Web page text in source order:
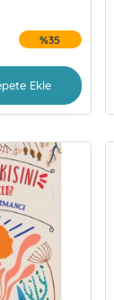
%35
Ekle